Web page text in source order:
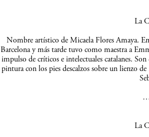
La
Nombre artístico de Micaela Flores Amaya.
Barcelona y más tarde tuvo como maestra a
impulso de críticos e intelectuales catalanes.
pintura con los pies descalzos sobre un lienzo
La